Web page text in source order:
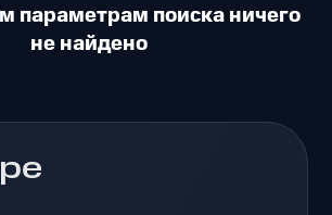
параметрам поиска ничего
не найдено